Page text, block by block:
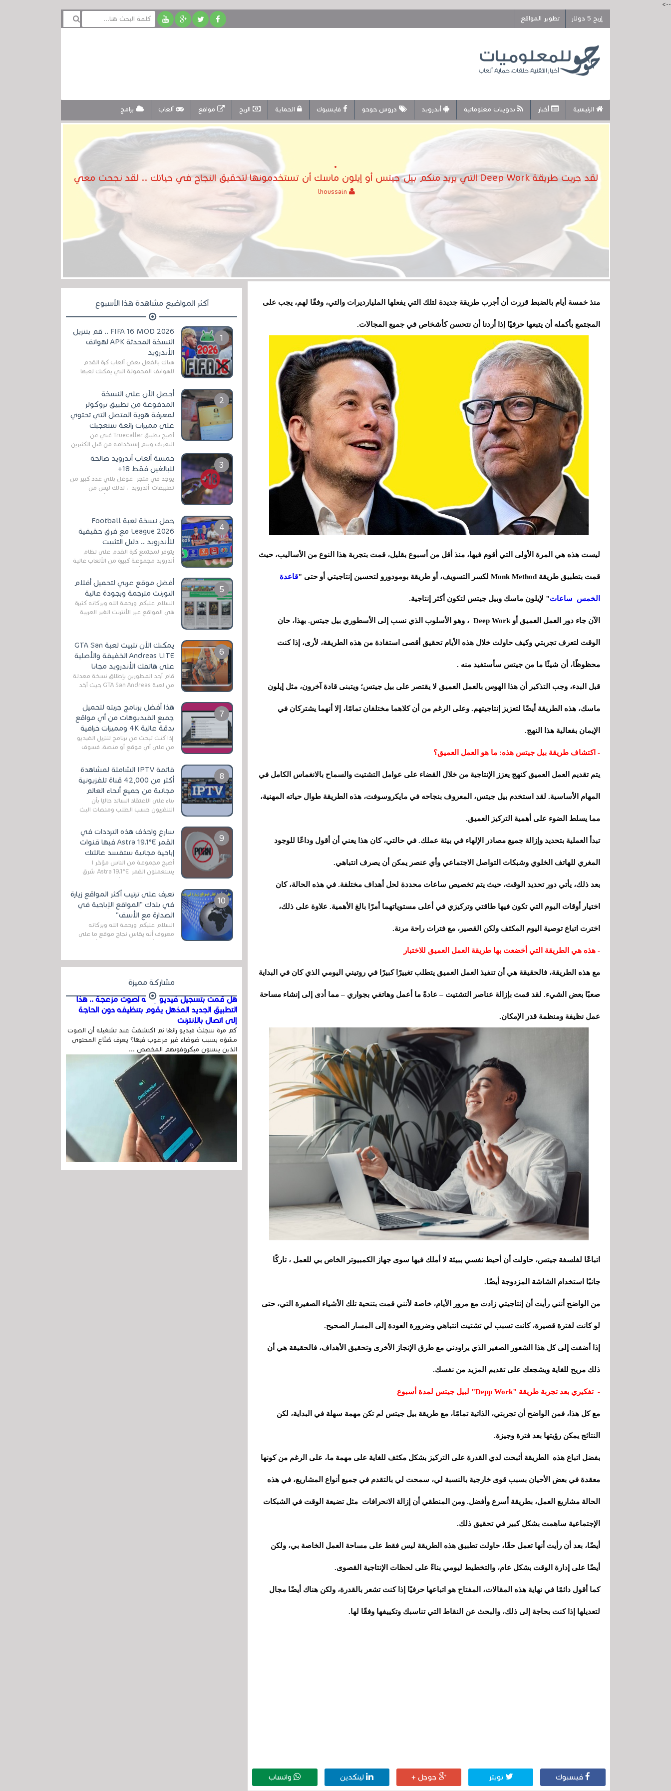
-->
إربح 5 دولار
تطوير المواقع
الرئيسية أخبار تدوينات معلوماتية أندرويد دروس حوحو فايسبوك الحماية الربح مواقع ألعاب برامج
لقد جربت طريقة Deep Work التي يريد منكم بيل جيتس أو إيلون ماسك أن تستخدمونها لتحقيق النجاح في حياتك .. لقد نجحت معي
منذ خمسة أيام بالضبط قررت أن أجرب طريقة جديدة لتلك التي يفعلها المليارديرات والتي، وفقًا لهم، يجب على
المجتمع بأكمله أن يتبعها حرفيًا إذا أردنا أن نتحسن كأشخاص في جميع المجالات.
ليست هذه هي المرة الأولى التي أقوم فيها، منذ أقل من أسبوع بقليل، قمت بتجربة هذا النوع من الأساليب، حيث
قمت بتطبيق طريقة Monk Method لكسر التسويف، أو طريقة بومودورو لتحسين إنتاجيتي أو حتى " قاعدة
الخمس ساعات" لإيلون ماسك وبيل جيتس لتكون أكثر إنتاجية.
الآن جاء دور العمل العميق أو Deep Work ، وهو الأسلوب الذي نسب إلى الأسطوري بيل جيتس. بهذا، حان
الوقت لتعرف تجربتي وكيف حاولت خلال هذه الأيام تحقيق أقصى استفادة من هذه الطريقة، لأرى، إذا كنت
محظوظًا، أن شيئًا ما من جيتس سأستفيد منه .
قبل البدء، وجب التذكير أن هذا الهوس بالعمل العميق لا يقتصر على بيل جيتس؛ ويتبنى قادة آخرون، مثل إيلون
ماسك، هذه الطريقة أيضًا لتعزيز إنتاجيتهم. وعلى الرغم من أن كلاهما مختلفان تمامًا، إلا أنهما يشتركان في
الإيمان بفعالية هذا النهج.
- اكتشاف طريقة بيل جيتس هذه: ما هو العمل العميق؟
يتم تقديم العمل العميق كنهج يعزز الإنتاجية من خلال القضاء على عوامل التشتيت والسماح بالانغماس الكامل في
المهام الأساسية. لقد استخدم بيل جيتس، المعروف بنجاحه في مايكروسوفت، هذه الطريقة طوال حياته المهنية،
مما يسلط الضوء على أهمية التركيز العميق.
تبدأ العملية بتحديد وإزالة جميع مصادر الإلهاء في بيئة عملك. في حالتي، كان هذا يعني أن أقول وداعًا للوجود
المغري للهاتف الخلوي وشبكات التواصل الاجتماعي وأي عنصر يمكن أن يصرف انتباهي.
بعد ذلك، يأتي دور تحديد الوقت، حيث يتم تخصيص ساعات محددة لحل أهداف مختلفة. في هذه الحالة، كان
اختيار أوقات اليوم التي تكون فيها طاقتي وتركيزي في أعلى مستوياتهما أمرًا بالغ الأهمية. علاوة على ذلك،
اخترت اتباع توصية اليوم المكثف ولكن القصير، مع فترات راحة مرنة.
- هذه هي الطريقة التي أخضعت بها طريقة العمل العميق للاختبار
مع هذه الطريقة، فالحقيقة هي أن تنفيذ العمل العميق يتطلب تغييرًا كبيرًا في روتيني اليومي الذي كان في البداية
صعبًا بعض الشيء. لقد قمت بإزالة عناصر التشتيت – عادةً ما أعمل وهاتفي بجواري – مما أدى إلى إنشاء مساحة
عمل نظيفة ومنظمة قدر الإمكان.
اتباعًا لفلسفة جيتس، حاولت أن أحيط نفسي ببيئة لا أملك فيها سوى جهاز الكمبيوتر الخاص بي للعمل ، تاركًا
جانبًا استخدام الشاشة المزدوجة أيضًا.
من الواضح أنني رأيت أن إنتاجيتي زادت مع مرور الأيام، خاصة لأنني قمت بتنحية تلك الأشياء الصغيرة التي، حتى
لو كانت لفترة قصيرة، كانت تسبب لي تشتيت انتباهي وضرورة العودة إلى المسار الصحيح.
إذا أضفت إلى كل هذا الشعور الصغير الذي يراودني مع طرق الإنجاز الأخرى وتحقيق الأهداف، فالحقيقة هي أن
ذلك مريح للغاية ويشجعك على تقديم المزيد من نفسك.
- تفكيري بعد تجربة طريقة "Depp Work" لبيل جيتس لمدة أسبوع
مع كل هذا، فمن الواضح أن تجربتي، الذاتية تمامًا، مع طريقة بيل جيتس لم تكن مهمة سهلة في البداية، لكن
النتائج يمكن رؤيتها بعد فترة وجيزة.
بفضل اتباع هذه الطريقة أثبحت لدي القدرة على التركيز بشكل مكثف للغاية على مهمة ما، على الرغم من كونها
معقدة في بعض الأحيان بسبب قوى خارجية بالنسبة لي، سمحت لي بالتقدم في جميع أنواع المشاريع، في هذه
الحالة مشاريع العمل، بطريقة أسرع وأفضل. ومن المنطقي أن إزالة الانحرافات مثل تضيعة الوقت في الشبكات
الإجتماعية ساهمت بشكل كبير في تحقيق ذلك.
أيضًا، بعد أن رأيت أنها تعمل حقًا، حاولت تطبيق هذه الطريقة ليس فقط على مساحة العمل الخاصة بي، ولكن
أيضًا على إدارة الوقت بشكل عام، والتخطيط ليومي بناءً على لحظات الإنتاجية القصوى.
كما أقول دائمًا في نهاية هذه المقالات، المفتاح هو اتباعها حرفيًا إذا كنت تشعر بالقدرة، ولكن هناك أيضًا مجال
لتعديلها إذا كنت بحاجة إلى ذلك، والبحث عن النقاط التي تناسبك وتكييفها وفقًا لها.
فيسبوك تويتر جوجل + لينكدين واتساب
أكثر المواضيع مشاهدة هذا الأسبوع
FIFA 16 MOD 2026 .. قم بتنزيل
النسخة المحدثة APK لهواتف
الأندرويد
هناك بالفعل بعض ألعاب كرة القدم
للهواتف المحمولة التي يمكنك لعبها
مثل EA Sports ...
أحصل الآن على النسخة
المدفوعة من تطبيق تروكولر
لمعرفة هوية المتصل التي تحتوي
على مميزات رائعة ستعجبك
أصبح تطبيق Truecaller غني عن
التعريف ويتم إستخدامه من قبل الكثيرين
رغم المخاطر المتعلقه به وذلك من أجل
التخلص من المضايقات الكثيرة في
العال...
خمسة ألعاب أندرويد صالحة
للبالغين فقط 18+
يوجد في متجر غوغل بلاي عدد كبير من
تطبيقات أندرويد ، لذلك ليس من
حمل نسخة لعبة Football
League 2026 مع فرق حقيقية
للأندرويد .. دليل التثبيت
يتوفر لمجتمع كرة القدم على نظام
أندرويد مجموعة كبيرة من الألعاب عالية
Sports FC 26 (المعروفة سابقًا باسم ...
أفضل موقع عربي لتحميل أفلام
التورنت مترجمة وبجودة عالية
السلام عليكم ورحمة الله وبركاته كثيرة
هي المواقع عبر الأنترنت الغير العربية
يمكنك الآن تثبيت لعبة GTA San
Andreas LITE الخفيفة والأصلية
على هاتفك الأندرويد مجانا
قام أحد المطورين بإطلاق نسخة معدلة
من لعبة GTA San Andreas حيث أخد
وق...
هذا أفضل برنامج جربته لتحميل
جميع الفيديوهات من أي مواقع
بدقة عالية 4K ومميزات خرافية
إذا كنت تبحث عن برنامج لتنزيل الفيديو
من على أي موقع أو منصة، فسوف
الخاصة بالبرامج والتطبيقات في هذا
المج...
قائمة IPTV الشاملة لمشاهدة
أكثر من 42,000 قناة تلفزيونية
مجانية من جميع أنحاء العالم
بناءً على الاعتقاد السائد حاليًا بأن
التلفزيون حسب الطلب ومنصات البث
سارع واحذف هذه الترددات في
القمر Astra 19.1°E فبها قنوات
إباحية مجانية ستفسد عائلتك
أصبح مجموعة من الناس مؤخر ا
يستعملون القمر Astra 19.1°E شرق
قنوات مميزة جدا تنقل العديد من البرامج
اله...
تعرف على ترتيب أكثر المواقع زيارة
في بلدك "المواقع الإباحية في
الصدارة مع الأسف"
السلام عليكم ورحمة الله وبركاته
معروف أنه يقاس نجاح موقع ما على
في...
مشاركة مميزة
هل قمت بتسجيل فيديو وفيه أصوت مزعجة .. هذا
التطبيق الجديد المذهل يقوم بتنظيفه دون الحاجة
إلى اتصال بالإنترنت
كم مرة سجلتَ فيديو رائعًا ثم اكتشفتَ عند تشغيله أن الصوت
مشوّه بسبب ضوضاء غير مرغوب فيها؟ يعرف صُنّاع المحتوى
الذين ينسون ميكروفونهم المخصص ...